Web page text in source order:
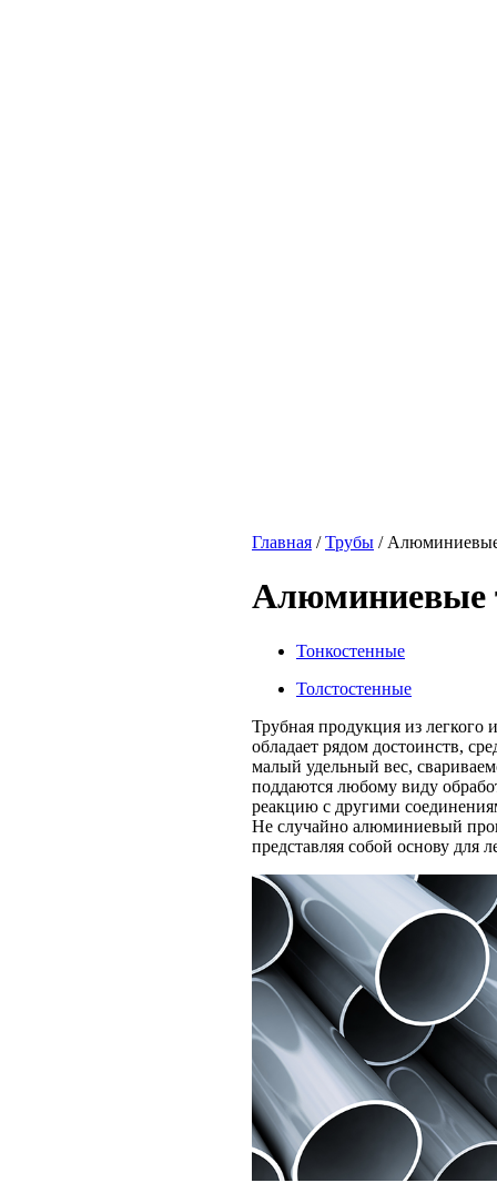
Главная /Трубы /
Алюминиевые
Тонкостенные
Толстостенные
Трубная продукция из легкого
обладает рядом достоинств,
малый удельный вес,
поддаются любому виду
реакцию с другими
Не случайно алюминиевый
представляя собой основу